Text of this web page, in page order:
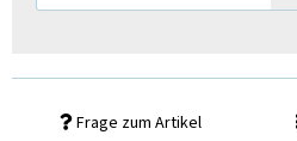
Frage zum Artikel